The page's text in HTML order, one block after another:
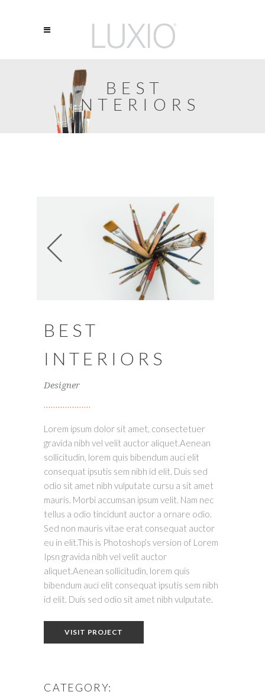
BEST
INTERIORS
BEST
INTERIORS
Designer
Lorem ipsum dolor sit amet, consectetuer
gravida nibh vel velit auctor aliquet.Aenean
sollicitudin, lorem quis bibendum auci elit
consequat ipsutis sem nibh id elit. Duis sed
odio sit amet nibh vulputate cursu a sit amet
mauris. Morbi accumsan ipsum velit. Nam nec
tellus a odio tincidunt auctor a ornare odio.
Sed non mauris vitae erat consequat auctor
eu in elit.This is Photoshop’s version of Lorem
Ipsn gravida nibh vel velit auctor
aliquet.Aenean sollicitudin, lorem quis
bibendum auci elit consequat ipsutis sem nibh
id elit. Duis sed odio sit amet nibh vulputate.
VISIT PROJECT
CATEGORY: